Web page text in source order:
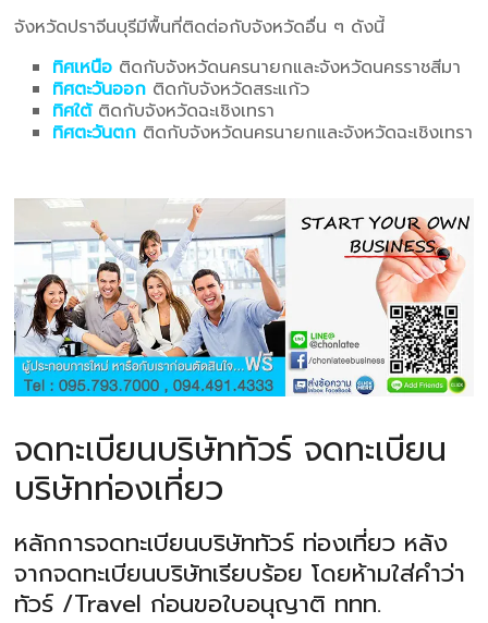
จังหวัดปราจีนบุรีมีพื้นที่ติดต่อกับจังหวัดอื่น ๆ ดังนี้
ทิศเหนือ ติดกับจังหวัดนครนายกและจังหวัดนครราชสีมา
ทิศตะวันออก ติดกับจังหวัดสระแก้ว
ทิศใต้ ติดกับจังหวัดฉะเชิงเทรา
ทิศตะวันตก ติดกับจังหวัดนครนายกและจังหวัดฉะเชิงเทรา
จดทะเบียนบริษัททัวร์ จดทะเบียน
บริษัทท่องเที่ยว
หลักการจดทะเบียนบริษัททัวร์ ท่องเที่ยว หลัง
จากจดทะเบียนบริษัทเรียบร้อย โดยห้ามใส่คำว่า
ทัวร์ /Travel ก่อนขอใบอนุญาติ ททท.